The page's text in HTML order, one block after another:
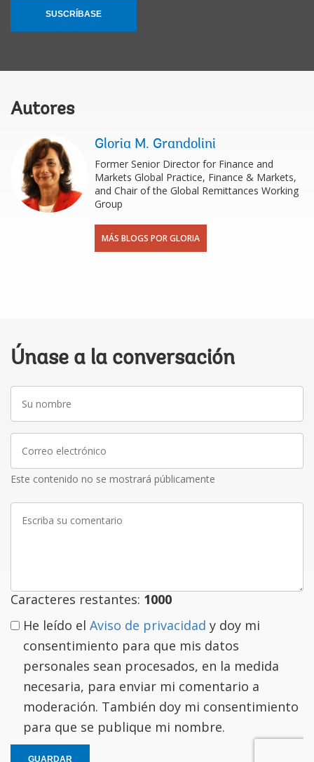
SUSCRÍBASE
Autores
Gloria M. Grandolini
Former Senior Director for Finance and
Markets Global Practice, Finance & Markets,
and Chair of the Global Remittances Working
Group
MÁS BLOGS POR GLORIA
Únase a la conversación
nombre
electrónico
Este contenido no se mostrará públicamente
Caracteres restantes: 1000
He leído el Aviso de privacidad y doy mi
consentimiento para que mis datos
personales sean procesados, en la medida
necesaria, para enviar mi comentario a
moderación. También doy mi consentimiento
para que se publique mi nombre.
GUARDAR